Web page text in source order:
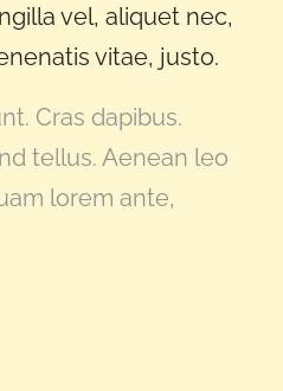
vel, aliquet nec,
vitae, justo.
Cras dapibus.
tellus. Aenean leo
lorem ante,